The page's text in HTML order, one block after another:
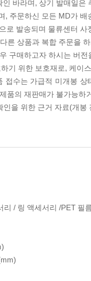
바라며, 상기 발매일은
주문하신 모든 MD가 배
로 발송되며 물류센터 사
른 상품과 복합 주문을
구매하고자 하시는 버
기 위한 보호재로, 케이
수는 가급적 미개봉
품의 재판매가 불가능
을 위한 근거 자료(개봉
/ 링 액세서리 /PET 필